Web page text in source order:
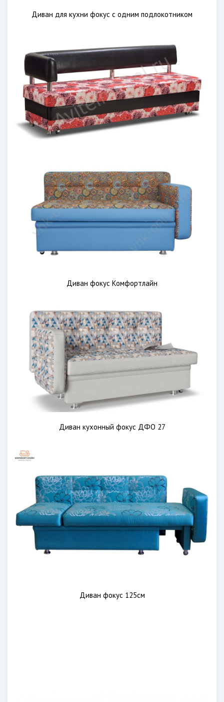
Диван для кухни фокус с одним подлокотником
Диван фокус Комфортлайн
Диван кухонный фокус ДФО 27
Диван фокус 125см